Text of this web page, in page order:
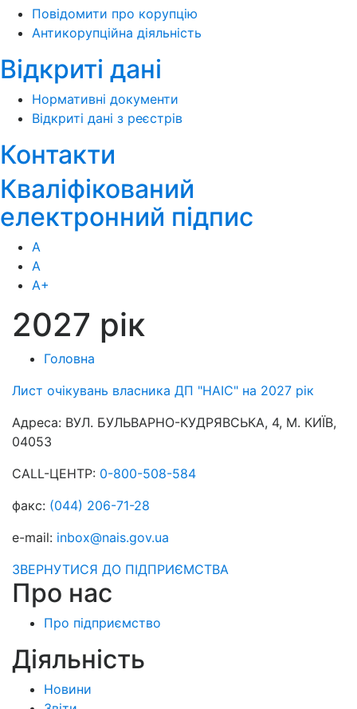
Повідомити про корупцію
Антикорупційна діяльність
Відкриті дані
Нормативні документи
Відкриті дані з реєстрів
Контакти
Кваліфікований
електронний підпис
А
А
А+
2027 рік
Головна
Лист очікувань власника ДП "НАІС" на 2027 рік
Адреса: ВУЛ. БУЛЬВАРНО-КУДРЯВСЬКА, 4, М. КИЇВ,
04053
CALL-ЦЕНТР: 0-800-508-584
факс: (044) 206-71-28
e-mail: inbox@nais.gov.ua
ЗВЕРНУТИСЯ ДО ПІДПРИЄМСТВА
Про нас
Про підприємство
Діяльність
Новини